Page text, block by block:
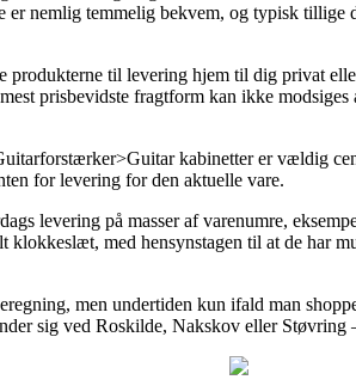
er nemlig temmelig bekvem, og typisk
produkterne til levering hjem til dig privat
prisbevidste fragtform kan ikke
kabinetter er vældig
for levering for den aktuelle vare.
levering på masser af varenumre,
med hensynstagen til at de har
men undertiden kun ifald man
sig ved Roskilde, Nakskov eller